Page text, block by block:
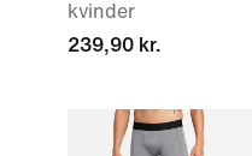
kvinder
239,90 kr.